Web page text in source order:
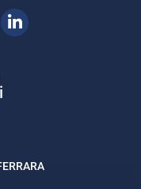
Linkedin